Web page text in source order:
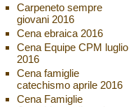
Carpeneto sempre
giovani 2016
Cena ebraica 2016
Cena Equipe CPM luglio
2016
Cena famiglie
catechismo aprile 2016
Cena Famiglie